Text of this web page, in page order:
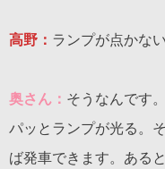
高野： ランプが点かな
奥さん： そうなんです
パッとランプが光る。
ば発車できます。ある